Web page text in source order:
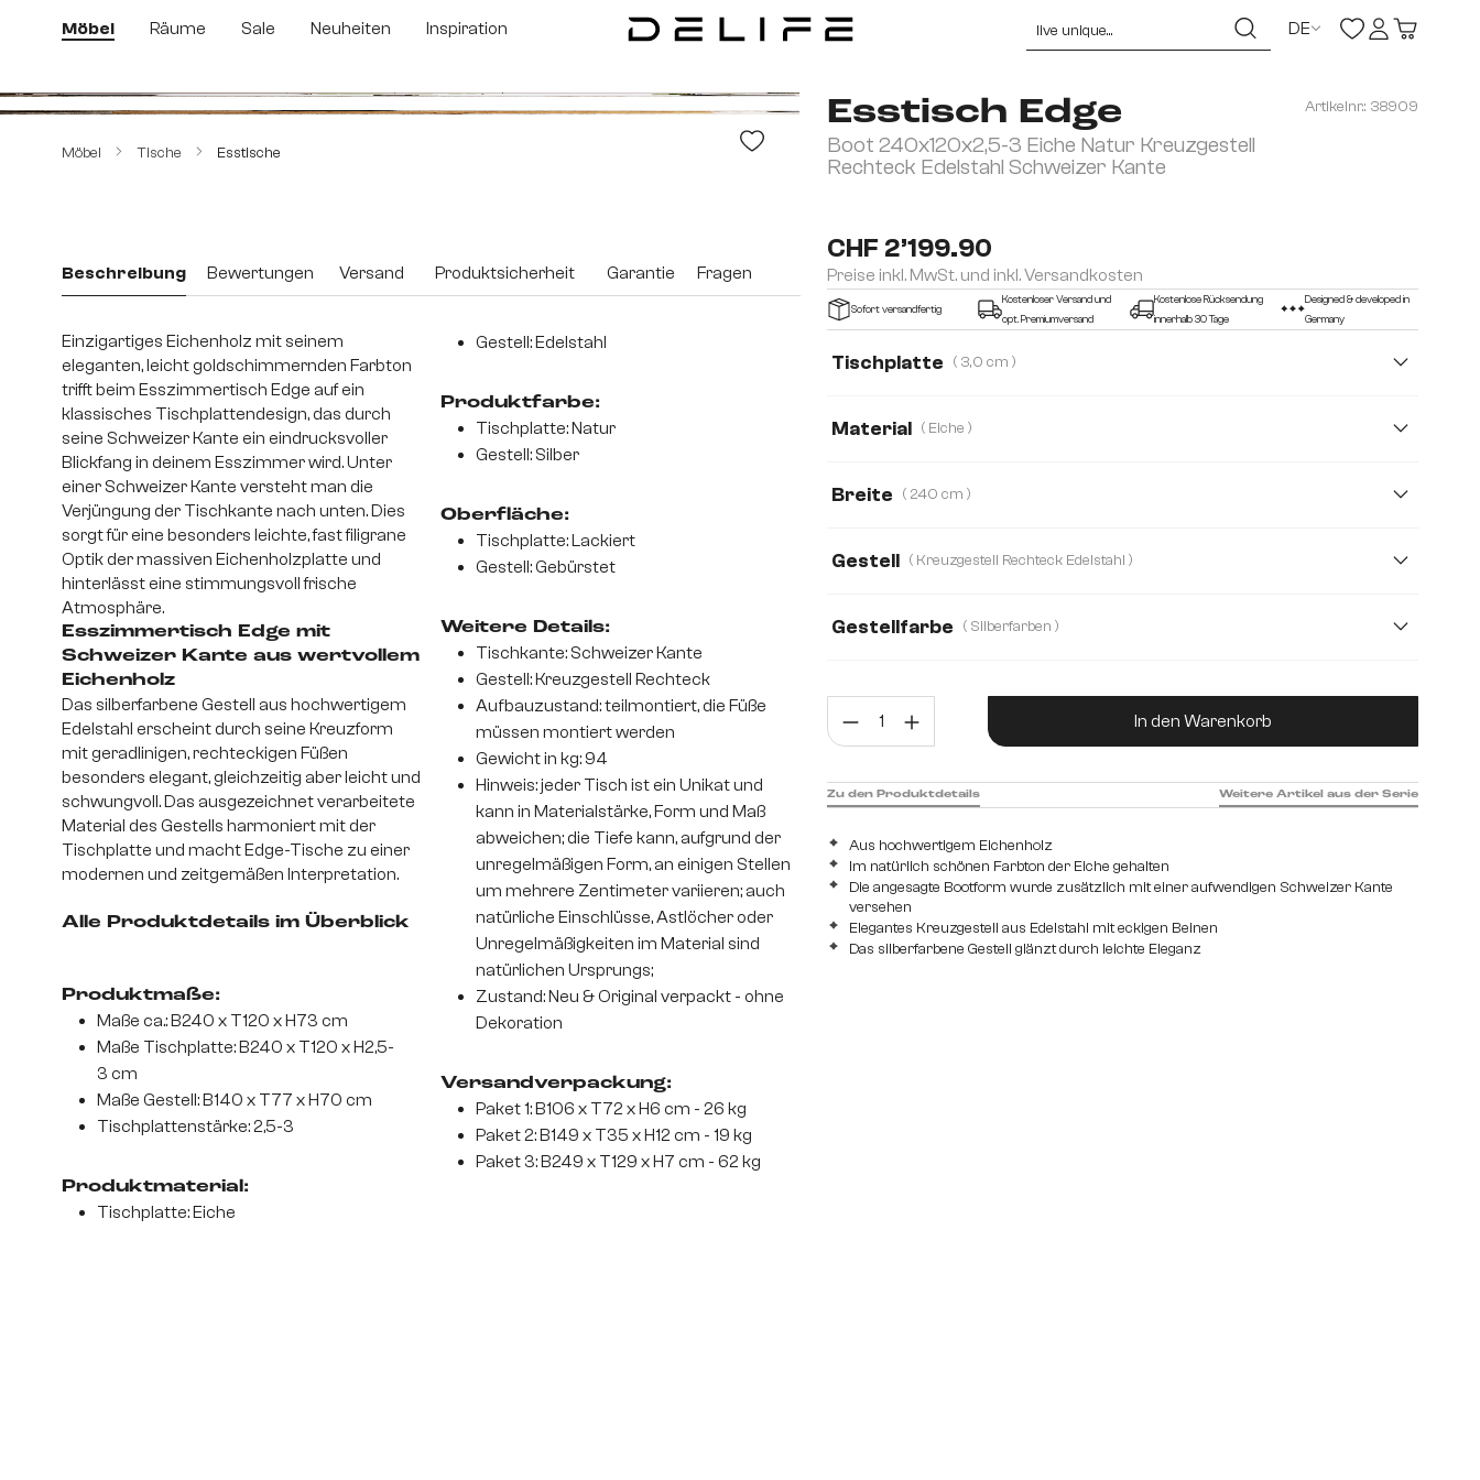
Hauptinhalt springen
Zur Suche springen
Zur Hauptnavigation springen
Möbel Räume Sale Neuheiten Inspiration DE
Möbel Tische Esstische
Esstisch Edge
Boot 240x120x2,5-3 Eiche Natur Kreuzgestell
Rechteck Edelstahl Schweizer Kante
Artikelnr.: 38909
CHF 2’199.90
Preise inkl. MwSt. und inkl. Versandkosten
Sofort versandfertig
Kostenloser Versand und
opt. Premiumversand
Kostenlose Rücksendung
innerhalb 30 Tage
Designed & developed in
Germany
Tischplatte ( 3,0 cm )
Material ( Eiche )
Breite ( 240 cm )
Gestell ( Kreuzgestell Rechteck Edelstahl )
Edelstahl Schräg Kreuzgestell Rechteck Edelstahl Zenthara kantig Edelstahl
Gestellfarbe ( Silberfarben )
Produkt Anzahl: Gib den gewünschten Wert
In den Warenkorb
Aus hochwertigem Eichenholz
Im natürlich schönen Farbton der Eiche gehalten
Die angesagte Bootform wurde zusätzlich mit einer aufwendigen Schweizer Kante
versehen
Elegantes Kreuzgestell aus Edelstahl mit eckigen Beinen
Das silberfarbene Gestell glänzt durch leichte Eleganz
Zu den Produktdetails Weitere Artikel aus der Serie
Beschreibung Bewertungen Versand Produktsicherheit Garantie Fragen
Einzigartiges Eichenholz mit seinem
eleganten, leicht goldschimmernden Farbton
trifft beim Esszimmertisch Edge auf ein
klassisches Tischplattendesign, das durch
seine Schweizer Kante ein eindrucksvoller
Blickfang in deinem Esszimmer wird. Unter
einer Schweizer Kante versteht man die
Verjüngung der Tischkante nach unten. Dies
sorgt für eine besonders leichte, fast filigrane
Optik der massiven Eichenholzplatte und
hinterlässt eine stimmungsvoll frische
Atmosphäre.
Esszimmertisch Edge mit
Schweizer Kante aus wertvollem
Eichenholz
Das silberfarbene Gestell aus hochwertigem
Edelstahl erscheint durch seine Kreuzform
mit geradlinigen, rechteckigen Füßen
besonders elegant, gleichzeitig aber leicht und
schwungvoll. Das ausgezeichnet verarbeitete
Material des Gestells harmoniert mit der
Tischplatte und macht Edge-Tische zu einer
modernen und zeitgemäßen Interpretation.
Alle Produktdetails im Überblick
Produktmaße:
Maße ca.: B240 x T120 x H73 cm
Maße Tischplatte: B240 x T120 x H2,5-
3 cm
Maße Gestell: B140 x T77 x H70 cm
Tischplattenstärke: 2,5-3
Produktmaterial:
Tischplatte: Eiche
Gestell: Edelstahl
Produktfarbe:
Tischplatte: Natur
Gestell: Silber
Oberfläche:
Tischplatte: Lackiert
Gestell: Gebürstet
Weitere Details:
Tischkante: Schweizer Kante
Gestell: Kreuzgestell Rechteck
Aufbauzustand: teilmontiert, die Füße
müssen montiert werden
Gewicht in kg: 94
Hinweis: jeder Tisch ist ein Unikat und
kann in Materialstärke, Form und Maß
abweichen; die Tiefe kann, aufgrund der
unregelmäßigen Form, an einigen Stellen
um mehrere Zentimeter variieren; auch
natürliche Einschlüsse, Astlöcher oder
Unregelmäßigkeiten im Material sind
natürlichen Ursprungs;
Zustand: Neu & Original verpackt - ohne
Dekoration
Versandverpackung:
Paket 1: B106 x T72 x H6 cm - 26 kg
Paket 2: B149 x T35 x H12 cm - 19 kg
Paket 3: B249 x T129 x H7 cm - 62 kg